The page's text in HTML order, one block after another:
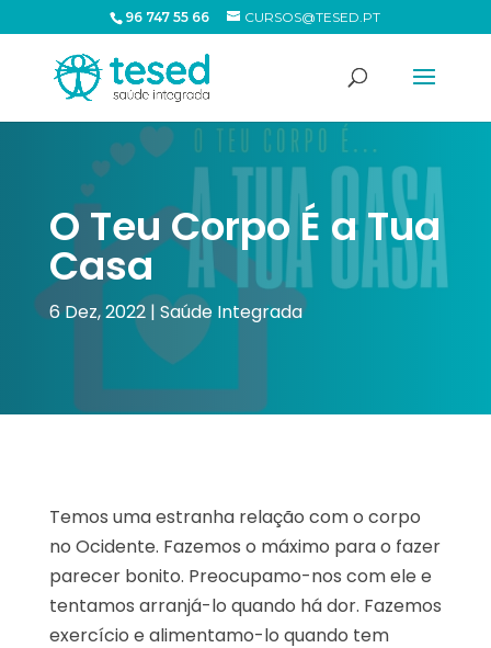
96 747 55 66 CURSOS@TESED.PT
O Teu Corpo É a Tua
Casa
6 Dez, 2022| Saúde Integrada
Temos uma estranha relação com o corpo
no Ocidente. Fazemos o máximo para o fazer
parecer bonito. Preocupamo-nos com ele e
tentamos arranjá-lo quando há dor. Fazemos
exercício e alimentamo-lo quando tem